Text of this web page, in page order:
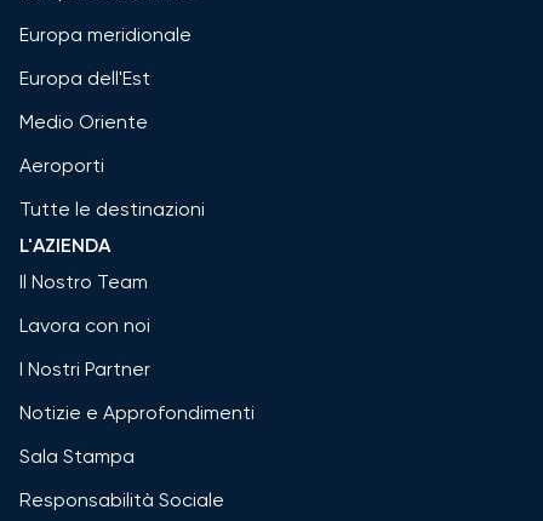
Europa meridionale
Europa dell'Est
Medio Oriente
Aeroporti
Tutte le destinazioni
L'AZIENDA
Il Nostro Team
Lavora con noi
I Nostri Partner
Notizie e Approfondimenti
Sala Stampa
Responsabilità Sociale